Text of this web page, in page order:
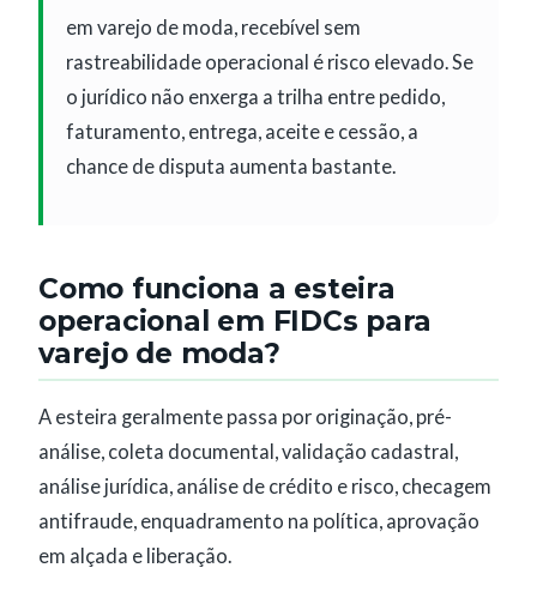
em varejo de moda, recebível sem
rastreabilidade operacional é risco elevado. Se
o jurídico não enxerga a trilha entre pedido,
faturamento, entrega, aceite e cessão, a
chance de disputa aumenta bastante.
Como funciona a esteira
operacional em FIDCs para
varejo de moda?
A esteira geralmente passa por originação, pré-
análise, coleta documental, validação cadastral,
análise jurídica, análise de crédito e risco, checagem
antifraude, enquadramento na política, aprovação
em alçada e liberação.